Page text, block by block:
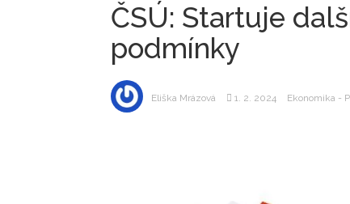
ČSÚ: Startuje
podmínky
Eliška Mrázová 1. 2. 2024 Ekonomika -